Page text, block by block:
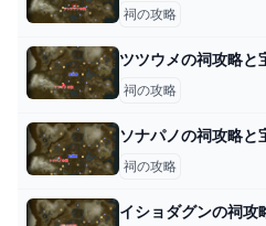
祠の攻略
ツツウメの祠攻略と
祠の攻略
ソナパノの祠攻略と
祠の攻略
イショダグンの祠攻